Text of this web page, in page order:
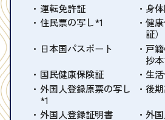
運転免許証
身
住民票の写し*1
健
証）
日本国パスポート
戸
抄
国民健康保険証
生
外国人登録原票の写し
*1
後
外国人登録証明書
外